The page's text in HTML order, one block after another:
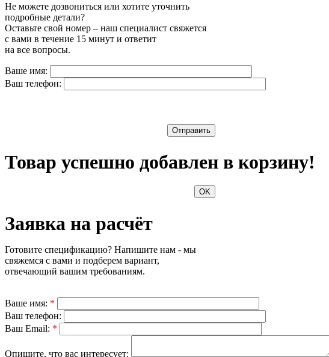
Не можете дозвониться или хотите уточнить
подробные детали?
Оставьте свой номер – наш специалист свяжется
с вами в течение 15 минут и ответит
на все вопросы.
Ваше имя:
Ваш телефон:
Отправить
Товар успешно добавлен в корзину!
OK
Заявка на расчёт
Готовите спецификацию? Напишите нам - мы
свяжемся с вами и подберем вариант,
отвечающий вашим требованиям.
Ваше имя: *
Ваш телефон:
Ваш Email: *
Опишите, что вас интересует: